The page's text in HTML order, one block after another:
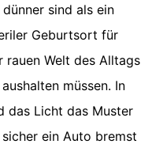
sind als ein
Geburtsort für
rauen Welt des Alltags
müssen. In
das Licht das Muster
ein Auto bremst